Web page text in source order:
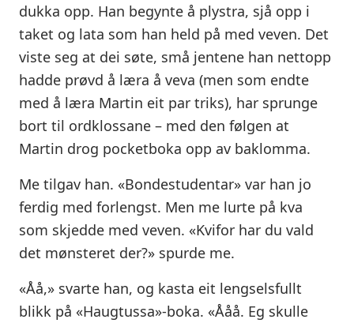
dukka opp. Han begynte å plystra, sjå opp i
taket og lata som han held på med veven. Det
viste seg at dei søte, små jentene han nettopp
hadde prøvd å læra å veva (men som endte
med å læra Martin eit par triks), har sprunge
bort til ordklossane – med den følgen at
Martin drog pocketboka opp av baklomma.
Me tilgav han. «Bondestudentar» var han jo
ferdig med forlengst. Men me lurte på kva
som skjedde med veven. «Kvifor har du vald
det mønsteret der?» spurde me.
«Åå,» svarte han, og kasta eit lengselsfullt
blikk på «Haugtussa»-boka. «Ååå. Eg skulle